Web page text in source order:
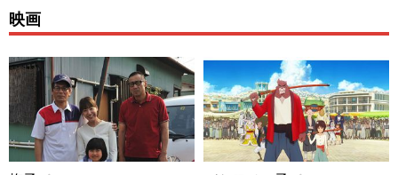
映画